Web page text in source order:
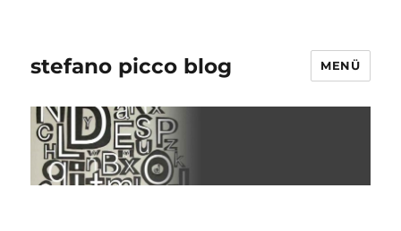
stefano picco blog MENÜ